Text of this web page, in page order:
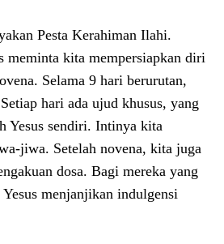
Pesta Kerahiman Ilahi.
meminta kita mempersiapkan diri
Selama 9 hari berurutan,
hari ada ujud khusus, yang
Yesus sendiri. Intinya kita
jiwa. Setelah novena, kita juga
dosa. Bagi mereka yang
menjanjikan indulgensi